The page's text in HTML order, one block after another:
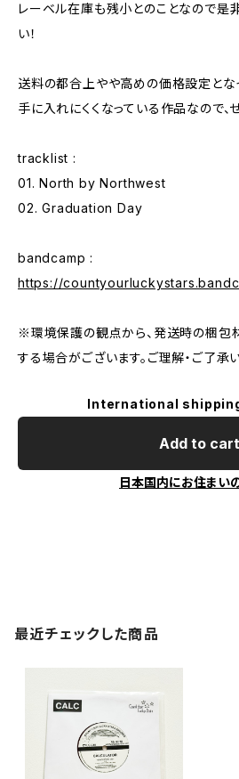
レーベル在庫も残小とのことなので是
い！
送料の都合上やや高めの価格設定とな
手に入れにくくなっている作品なので、
tracklist :
01. North by Northwest
02. Graduation Day
bandcamp :
https://
※環境保護の観点から、発送時の梱包
する場合がございます。ご理解・ご了承
International
Add to cart
日本国内にお住まい
最近チェックした商品